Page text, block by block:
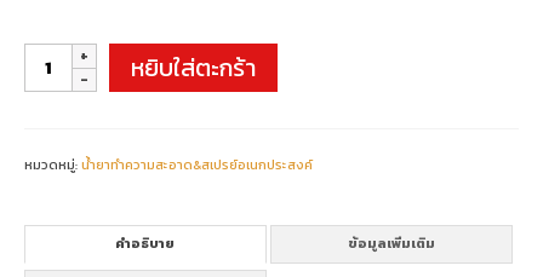
จำนวน
Autosol
Metal
ชิ้น
หยิบใส่ตะกร้า
หมวดหมู่:น้ำยาทำความสะอาด&สเปรย์อเนกประสงค์
คำอธิบาย ข้อมูลเพิ่มเติม